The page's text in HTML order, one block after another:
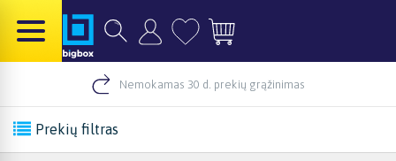
Nemokamas 30 d. prekių grąžinimas
Prekių filtras